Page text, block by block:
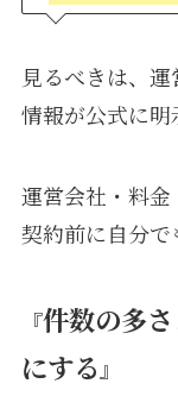
見るべきは、
情報が公式に明
運営会社・料金
契約前に自分で
『件数の多
にする 』